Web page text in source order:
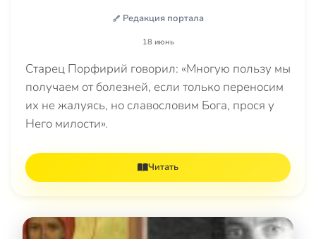
Редакция портала
18 июнь
Старец Порфирий говорил: «Многую пользу мы
получаем от болезней, если только переносим
их не жалуясь, но славословим Бога, прося у
Него милости».
Читать